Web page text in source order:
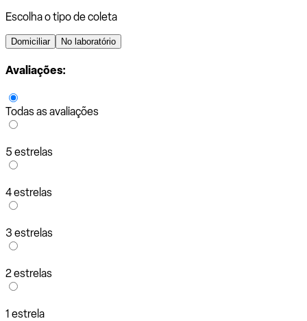
Escolha o tipo de coleta
Domiciliar No laboratório
Avaliações:
Todas as avaliações
5 estrelas
4 estrelas
3 estrelas
2 estrelas
1 estrela